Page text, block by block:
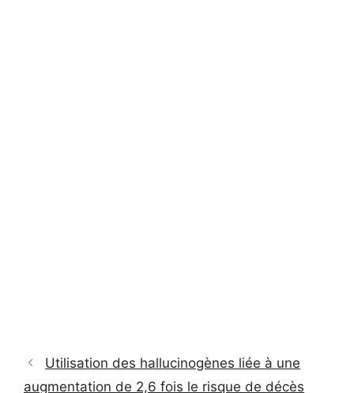
Utilisation des hallucinogènes liée à une
augmentation de 2,6 fois le risque de décès